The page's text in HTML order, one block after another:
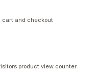
cart and checkout
product view counter